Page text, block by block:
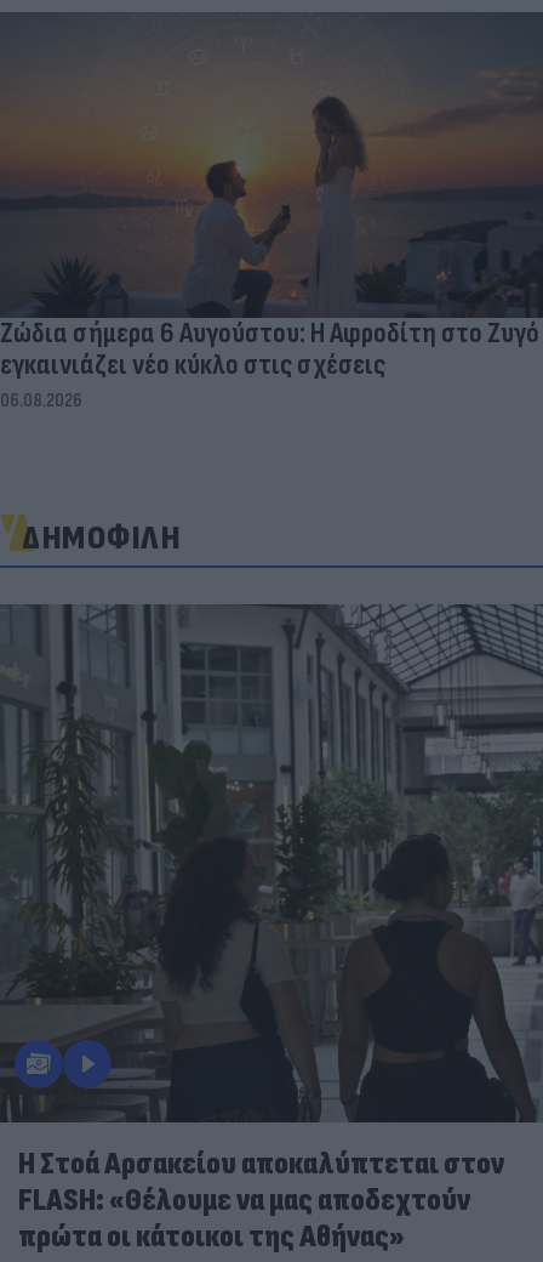
Ζώδια σήμερα 6 Αυγούστου: Η Αφροδίτη στο Ζυγό
εγκαινιάζει νέο κύκλο στις σχέσεις
06.08.2026
ΔΗΜΟΦΙΛΗ
Η Στοά Αρσακείου αποκαλύπτεται στον
FLASH: «Θέλουμε να μας αποδεχτούν
πρώτα οι κάτοικοι της Αθήνας»